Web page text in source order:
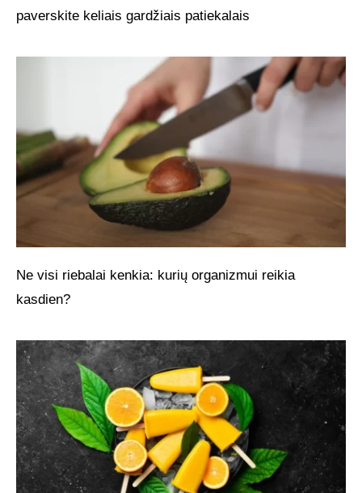
paverskite keliais gardžiais patiekalais
Ne visi riebalai kenkia: kurių organizmui reikia
kasdien?